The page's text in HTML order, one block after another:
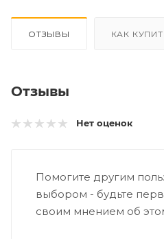
ОТЗЫВЫ КАК
Отзывы
Нет оценок
Помогите другим
выбором - будьте
своим мнением об